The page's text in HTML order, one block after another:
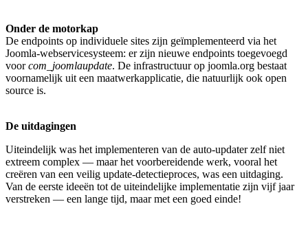
Onder de motorkap
De endpoints op individuele sites zijn geïmplementeerd via het
Joomla-webservicesysteem: er zijn nieuwe endpoints toegevoegd
voorcom_joomlaupdate. De infrastructuur op joomla.org bestaat
voornamelijk uit een maatwerkapplicatie, die natuurlijk ook open
source is.
De uitdagingen
Uiteindelijk was het implementeren van de auto-updater zelf niet
extreem complex — maar het voorbereidende werk, vooral het
creëren van een veilig update-detectieproces, was een uitdaging.
Van de eerste ideeën tot de uiteindelijke implementatie zijn vijf jaar
verstreken — een lange tijd, maar met een goed einde!